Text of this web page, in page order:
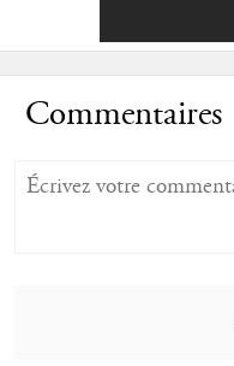
Commentaires